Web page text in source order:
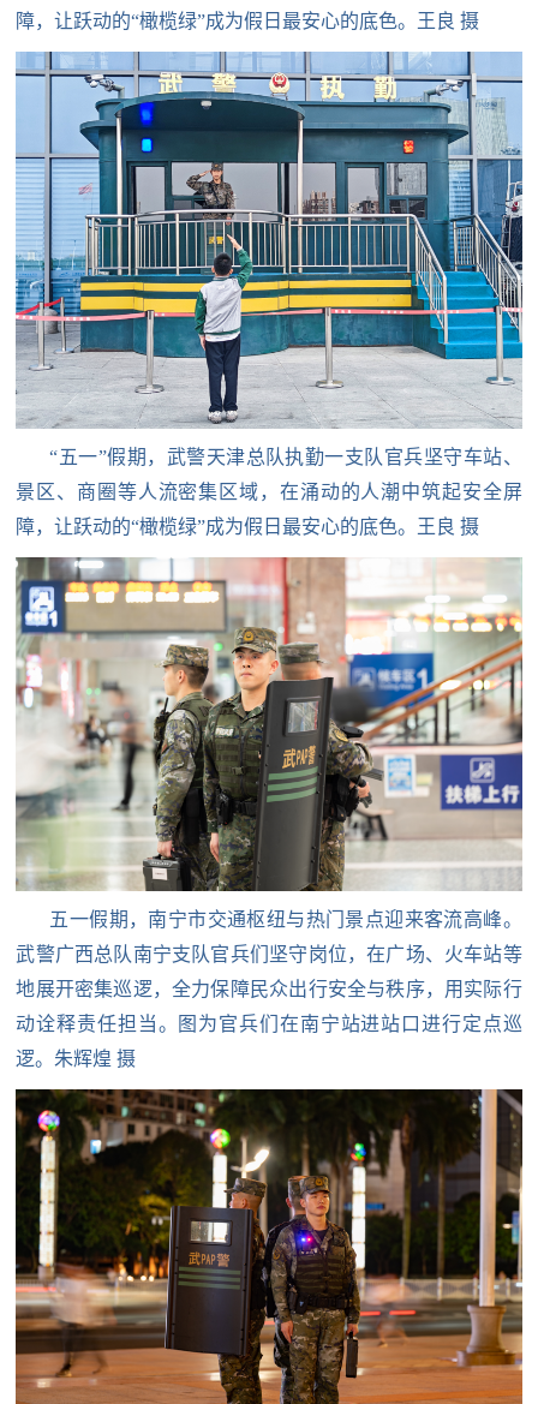
国
弟
兵
子
兵
动
员
国
防
动
员
人
民
防
空
人
防
空
国
防
智
库
国
防
智
库
英
雄
模
范
英
雄
模
范
役
人
风
采
退
役
人
风
退
障，让跃动的“橄榄绿”成为假日最安心的底色。王良 摄
“五一”假期，武警天津总队执勤一支队官兵坚守车站、
景区、商圈等人流密集区域，在涌动的人潮中筑起安全屏
障，让跃动的“橄榄绿”成为假日最安心的底色。王良 摄
五一假期，南宁市交通枢纽与热门景点迎来客流高峰。
武警广西总队南宁支队官兵们坚守岗位，在广场、火车站等
地展开密集巡逻，全力保障民众出行安全与秩序，用实际行
动诠释责任担当。图为官兵们在南宁站进站口进行定点巡
逻。朱辉煌 摄